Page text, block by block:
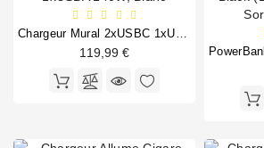
Chargeur Mural 2xUSBC 1xUSBA 140W, Blanc
119,99 €